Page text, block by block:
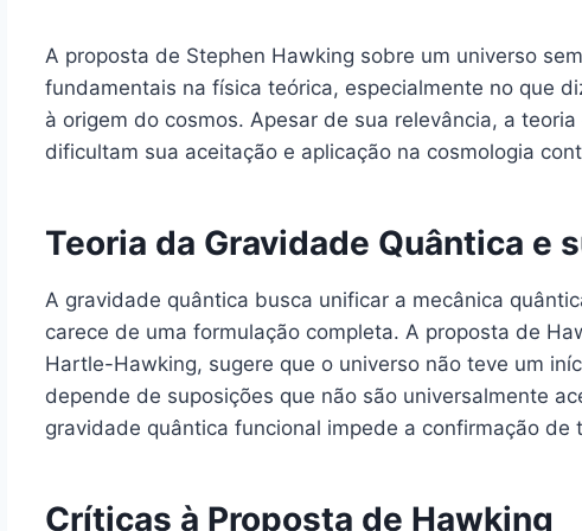
A proposta de Stephen Hawking sobre um universo
fundamentais na física teórica, especialmente no que
à origem do cosmos. Apesar de sua relevância, a
dificultam sua aceitação e aplicação na cosmologia
Teoria da Gravidade Quântica e
A gravidade quântica busca unificar a mecânica
carece de uma formulação completa. A proposta de
Hartle-Hawking, sugere que o universo não teve um
depende de suposições que não são universalmente
gravidade quântica funcional impede a confirmação de
Críticas à Proposta de Hawking